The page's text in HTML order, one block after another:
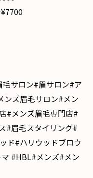
サロン#眉サロン#ア
ンズ眉毛サロン#メン
#メンズ眉毛専門店#
#眉毛スタイリング#
ド#ハリウッドブロウ
#HBL#メンズ#メン